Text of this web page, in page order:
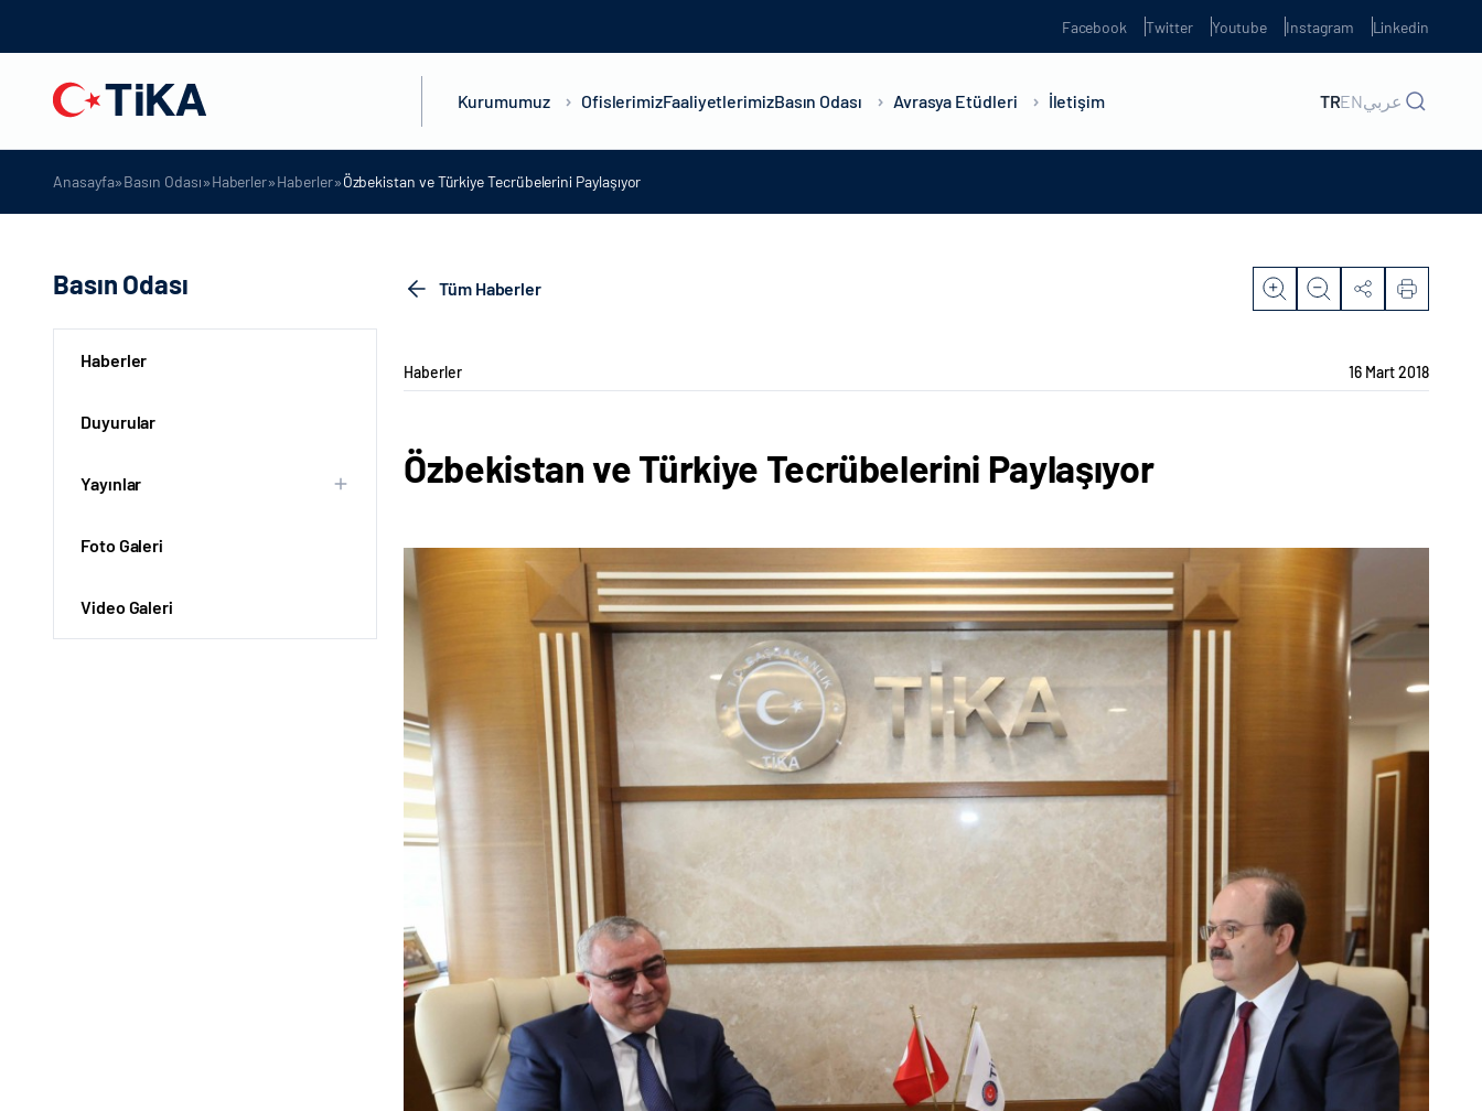
Facebook Twitter Youtube Instagram Linkedin
Kurumumuz OfislerimizFaaliyetlerimizBasın Odası Avrasya Etüdleri İletişim TRENعربي
Anasayfa»Basın Odası»Haberler»Haberler»Özbekistan ve Türkiye Tecrübelerini Paylaşıyor
Basın Odası
Haberler
Duyurular
Yayınlar
Foto Galeri
Video Galeri
Tüm Haberler
Haberler 16 Mart 2018
Özbekistan ve Türkiye Tecrübelerini Paylaşıyor